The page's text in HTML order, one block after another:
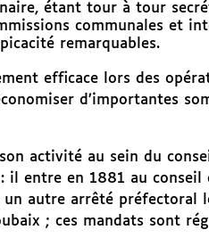
étant tour à tour
communales et
remarquables.
efficace lors des
d’importantes
activité au sein du
il entre en 1881 au conseil
autre arrêté préfectoral
; ces mandats sont